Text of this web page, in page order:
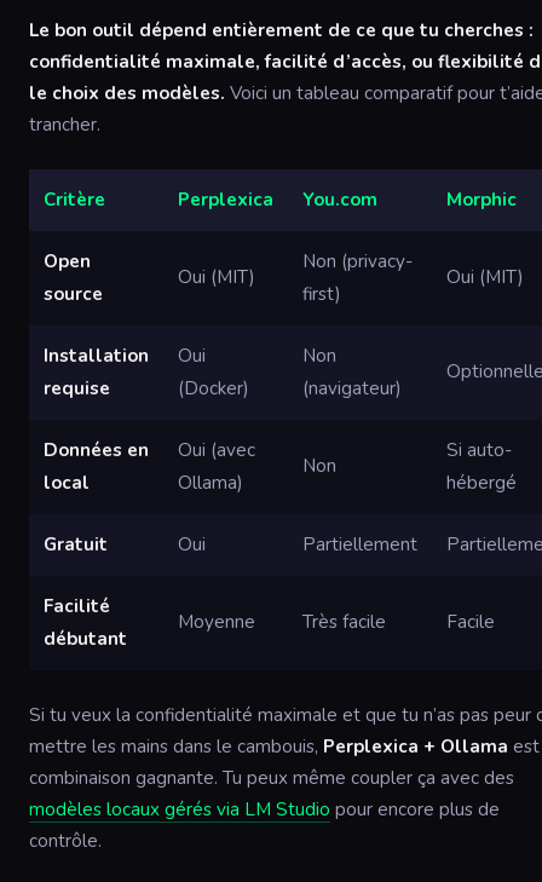
Le bon outil dépend entièrement de ce que tu cherches :
confidentialité maximale, facilité d’accès, ou flexibilité
le choix des modèles. Voici un tableau comparatif pour
trancher.
Critère Perplexica You.com Morphic
Open
source
Oui (MIT)
Non (privacy-
first)
Oui (MIT)
Installation
requise
Oui
(Docker)
Non
(navigateur)
Données en
local
Oui (avec
Ollama)
Non
Si auto-
hébergé
Gratuit Oui Partiellement
Facilité
débutant
Moyenne Très facile Facile
Si tu veux la confidentialité maximale et que tu n’as pas peur
mettre les mains dans le cambouis, Perplexica + Ollama
combinaison gagnante. Tu peux même coupler ça avec des
modèles locaux gérés via LM Studio pour encore plus de
contrôle.